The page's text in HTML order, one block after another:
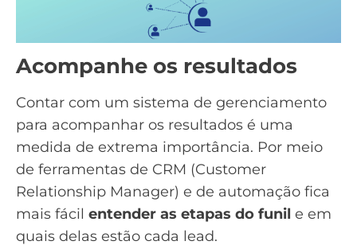
Acompanhe os resultados
Contar com um sistema de gerenciamento
para acompanhar os resultados é uma
medida de extrema importância. Por meio
de ferramentas de CRM (Customer
Relationship Manager) e de automação fica
mais fácil entender as etapas do funil e em
quais delas estão cada lead.